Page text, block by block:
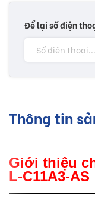
Để lại số điện
Thông tin
Giới thiệu
L-C11A3-AS